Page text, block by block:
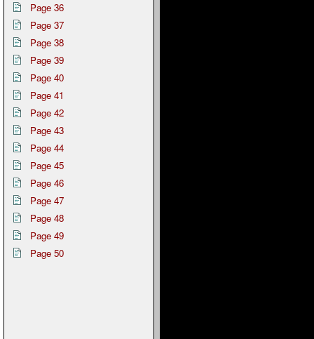
Page 36
Page 37
Page 38
Page 39
Page 40
Page 41
Page 42
Page 43
Page 44
Page 45
Page 46
Page 47
Page 48
Page 49
Page 50